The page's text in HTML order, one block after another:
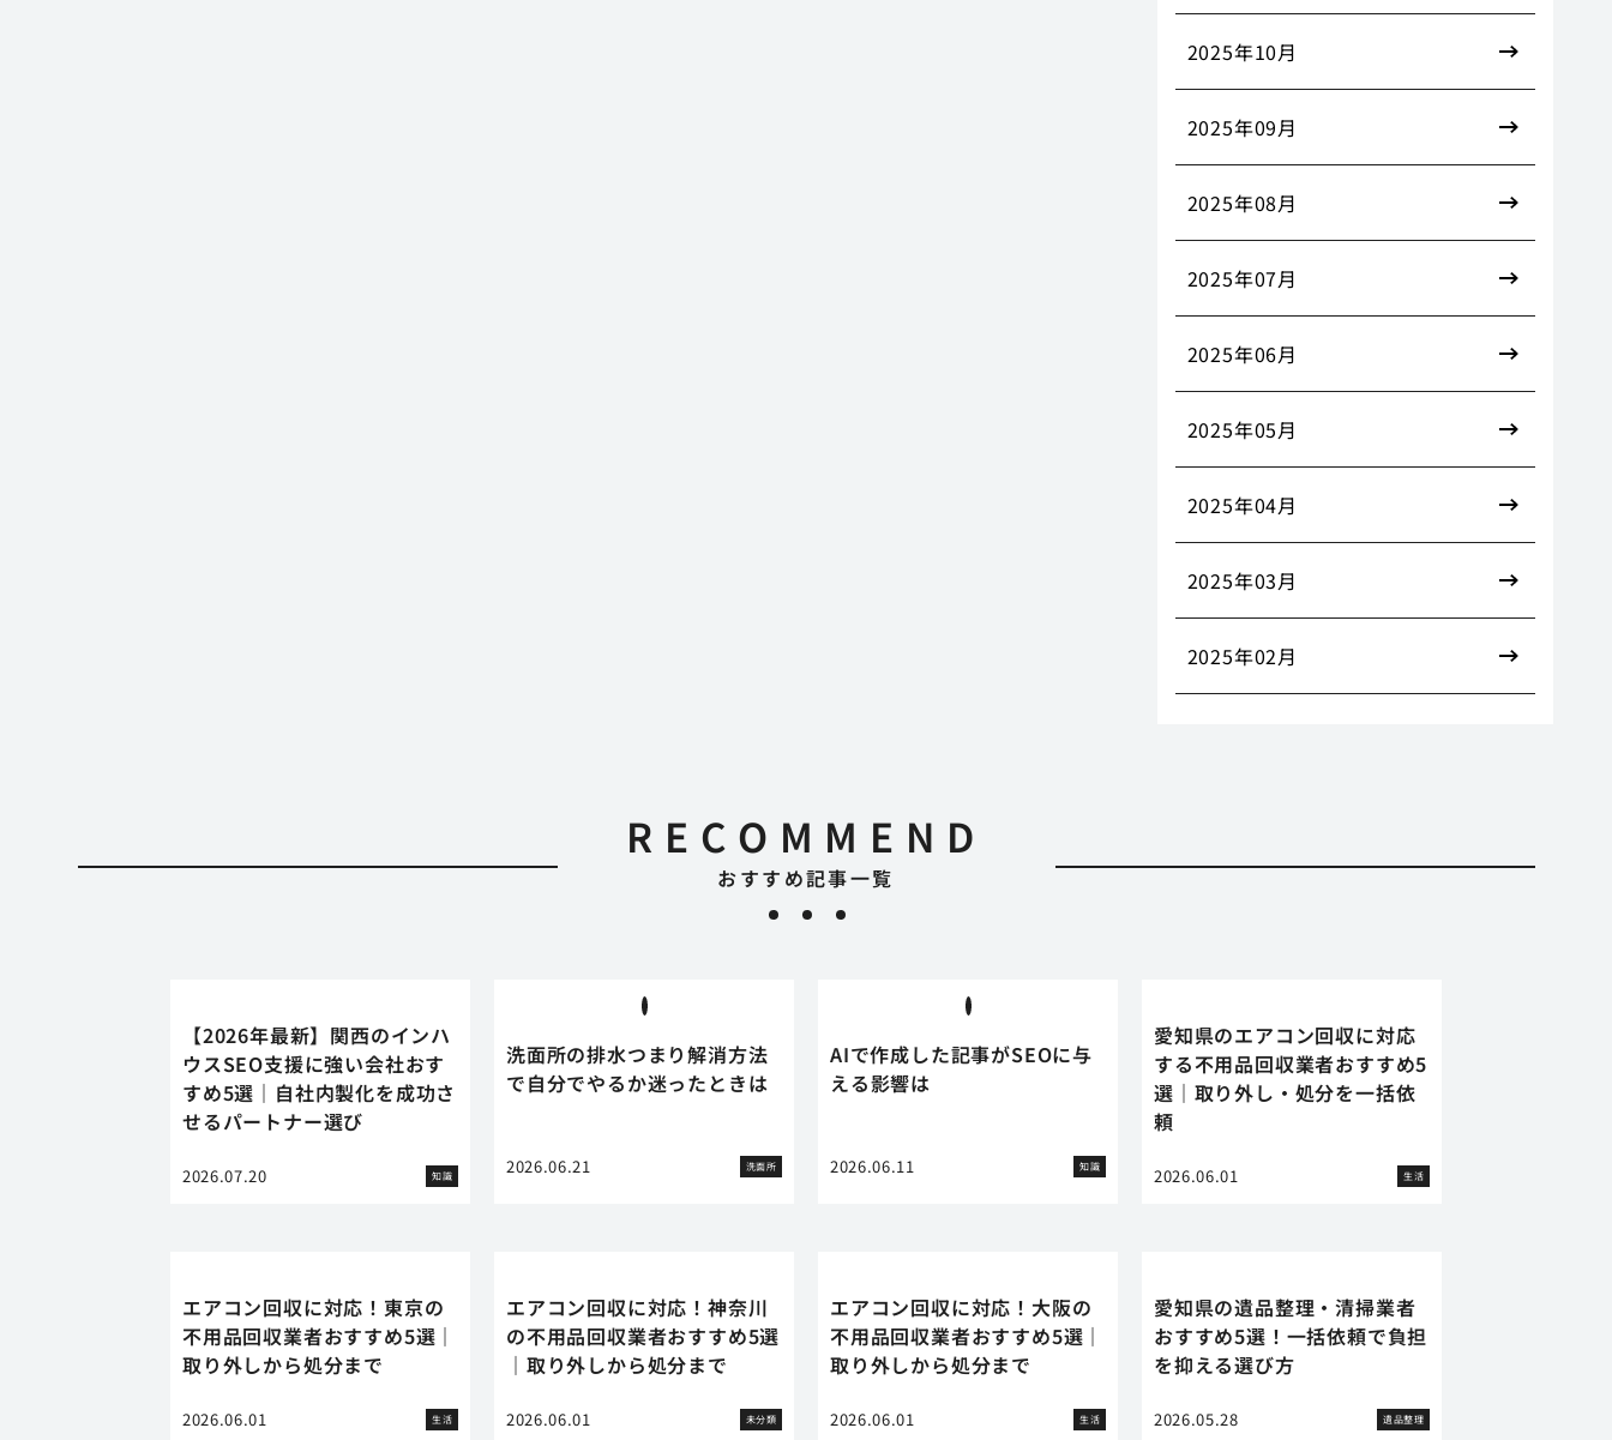
RECOMMEND
おすすめ記事一覧
【2026年最新】関西のインハ
ウスSEO支援に強い会社おす
すめ5選｜自社内製化を成功さ
せるパートナー選び
2026.07.20 知識
洗面所の排水つまり解消方法
で自分でやるか迷ったときは
2026.06.21 洗面所
AIで作成した記事がSEOに与
える影響は
2026.06.11 知識
愛知県のエアコン回収に対応
する不用品回収業者おすすめ5
選｜取り外し・処分を一括依
頼
2026.06.01 生活
エアコン回収に対応！東京の
不用品回収業者おすすめ5選｜
取り外しから処分まで
2026.06.01 生活
エアコン回収に対応！神奈川
の不用品回収業者おすすめ5選
｜取り外しから処分まで
2026.06.01 未分類
エアコン回収に対応！大阪の
不用品回収業者おすすめ5選｜
取り外しから処分まで
2026.06.01 生活
愛知県の遺品整理・清掃業者
おすすめ5選！一括依頼で負担
を抑える選び方
2026.05.28 遺品整理
2025年10月
2025年09月
2025年08月
2025年07月
2025年06月
2025年05月
2025年04月
2025年03月
2025年02月